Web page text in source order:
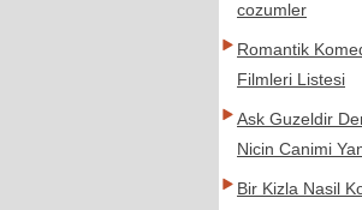
cozumler
Romantik
Filmleri Listesi
Ask Guzeldir
Nicin Canimi
Bir Kizla Nasil